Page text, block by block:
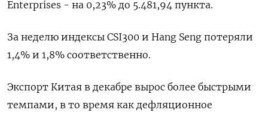
Enterprises - на 0,23% до 5.481,94 пункта.
За неделю индексы CSI300 и Hang Seng потеряли
1,4% и 1,8% соответственно.
Экспорт Китая в декабре вырос более быстрыми
темпами, в то время как дефляционное